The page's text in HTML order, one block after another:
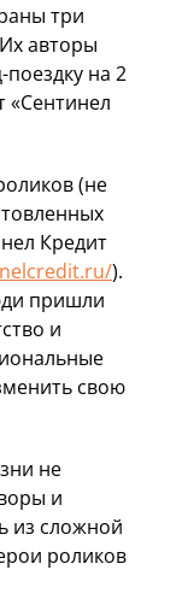
три
авторы
на 2
«Сентинел
(не
Кредит
).
пришли
и
свою
не
и
из сложной
роликов